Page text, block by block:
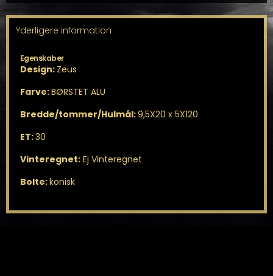
Yderligere information
Egenskaber
Design: Zeus
Farve:BØRSTET ALU
Bredde/tommer/Hulmål:9,5X20 x 5X120
ET:30
Vinteregnet:Ej Vinteregnet
Bolte:konisk